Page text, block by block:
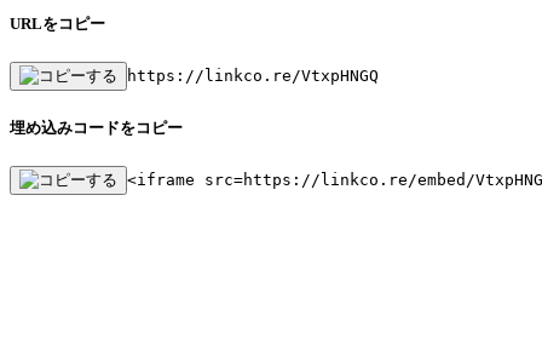
URLをコピー
https://linkco.re/VtxpHNGQ
埋め込みコードをコピー
<iframe src=https://linkco.re/embed/